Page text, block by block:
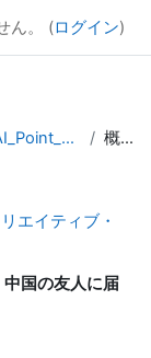
ん。 (ログイン)
2026_AI_Point_WS 概要
エイティブ・
国の友人に届